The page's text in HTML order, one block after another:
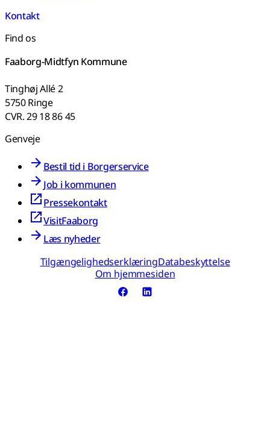
Kontakt
Find os
Faaborg-Midtfyn Kommune
Tinghøj Allé 2
5750 Ringe
CVR. 29 18 86 45
Genveje
Bestil tid i Borgerservice
Job i kommunen
Pressekontakt
VisitFaaborg
Læs nyheder
TilgængelighedserklæringDatabeskyttelse
Om hjemmesiden